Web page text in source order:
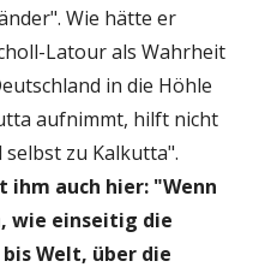
Wie hätte er
Latour als Wahrheit
in die Höhle
aufnimmt, hilft nicht
zu Kalkutta".
ihm auch hier: "Wenn
wie einseitig die
Welt, über die